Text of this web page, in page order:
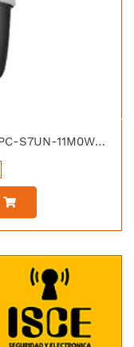
[IPC-S7U-11M0WED-IMOU] IMOU IPC-S7UN-11M0WED-IMOU CAMARA IP WIFI CRUISER TRIPLE 11MP 2 LENTS 3MP+5MP PT IR30 TIOC IP66